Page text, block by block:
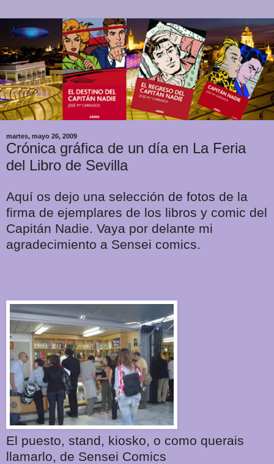
martes, mayo 26, 2009
Crónica gráfica de un día en La Feria
del Libro de Sevilla
Aquí os dejo una selección de fotos de la
firma de ejemplares de los libros y comic del
Capitán Nadie. Vaya por delante mi
agradecimiento a Sensei comics.
El puesto, stand, kiosko, o como querais
llamarlo, de Sensei Comics